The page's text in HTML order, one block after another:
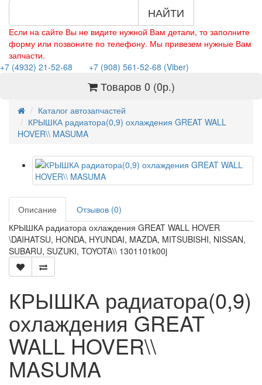
НАЙТИ
Если на сайте Вы не видите нужной Вам детали, то заполните
форму или позвоните по телефону. Мы привезем нужные Вам
запчасти.
+7 (4932) 21-52-68
+7 (908) 561-52-68 (Viber)
Товаров 0 (0р.)
Каталог автозапчастей
КРЫШКА радиатора(0,9) охлаждения GREAT WALL
HOVER\\ MASUMA
Описание
Отзывов (0)
КРЫШКА радиатора охлаждения GREAT WALL HOVER
\DAIHATSU, HONDA, HYUNDAI, MAZDA, MITSUBISHI, NISSAN,
SUBARU, SUZUKI, TOYOTA\\ 1301101k00j
КРЫШКА радиатора(0,9)
охлаждения GREAT
WALL HOVER\\
MASUMA